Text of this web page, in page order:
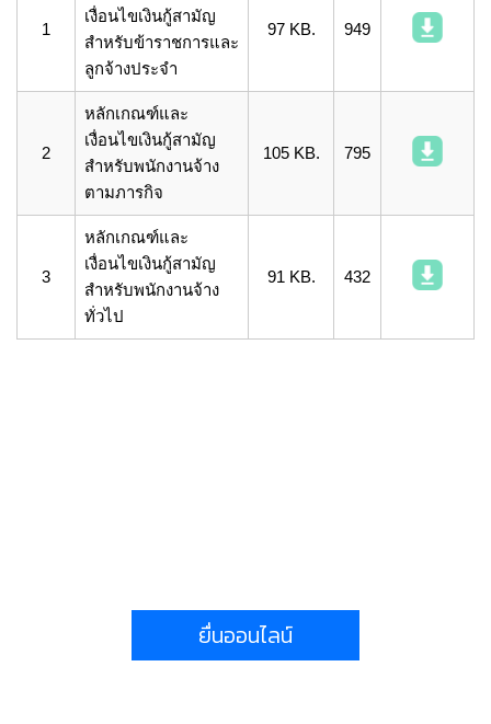
1
เงื่อนไขเงินกู้สามัญ
สำหรับข้าราชการและ
ลูกจ้างประจำ
97 KB. 949
2
หลักเกณฑ์และ
เงื่อนไขเงินกู้สามัญ
สำหรับพนักงานจ้าง
ตามภารกิจ
105 KB. 795
3
หลักเกณฑ์และ
เงื่อนไขเงินกู้สามัญ
สำหรับพนักงานจ้าง
ทั่วไป
91 KB. 432
ยื่นออนไลน์